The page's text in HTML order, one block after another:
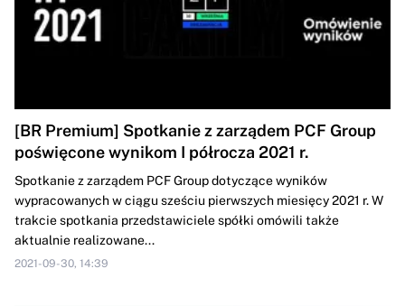
[BR Premium] Spotkanie z zarządem PCF Group
poświęcone wynikom I półrocza 2021 r.
Spotkanie z zarządem PCF Group dotyczące wyników
wypracowanych w ciągu sześciu pierwszych miesięcy 2021 r. W
trakcie spotkania przedstawiciele spółki omówili także
aktualnie realizowane...
2021-09-30, 14:39